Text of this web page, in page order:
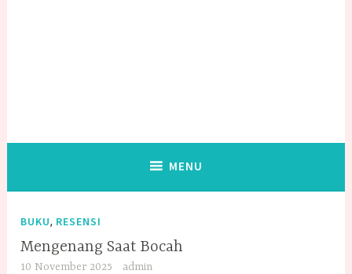
MENU
BUKU, RESENSI
Mengenang Saat Bocah
10 November 2025 admin